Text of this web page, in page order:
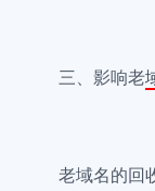
三、影响老
老域名的回